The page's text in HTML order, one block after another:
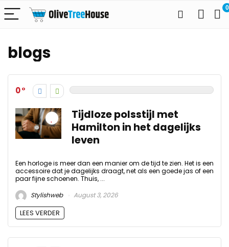
0
blogs
0
Tijdloze polsstijl met
Hamilton in het dagelijks
leven
Een horloge is meer dan een manier om de tijd te zien. Het is een
accessoire dat je dagelijks draagt, net als een goede jas of een
paar fijne schoenen. Thuis, ...
Stylishweb
August 3, 2026
LEES VERDER